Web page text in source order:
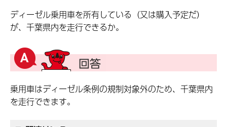
ディーゼル乗用車を所有している（又は購入予定だ）
が、千葉県内を走行できるか。
乗用車はディーゼル条例の規制対象外のため、千葉県内
を走行できます。